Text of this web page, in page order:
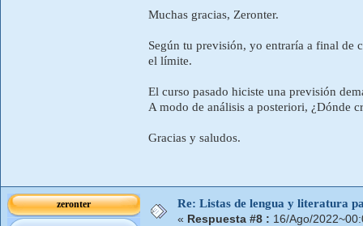
Muchas gracias, Zeronter.
Según tu previsión, yo entraría a final de
el límite.
El curso pasado hiciste una previsión
A modo de análisis a posteriori, ¿Dónde
Gracias y saludos.
zeronter Re: Listas de lengua y literatura
« Respuesta #8 : 16/Ago/